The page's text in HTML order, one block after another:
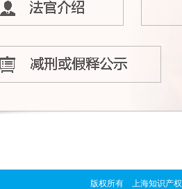
版权所有 上海知识产权